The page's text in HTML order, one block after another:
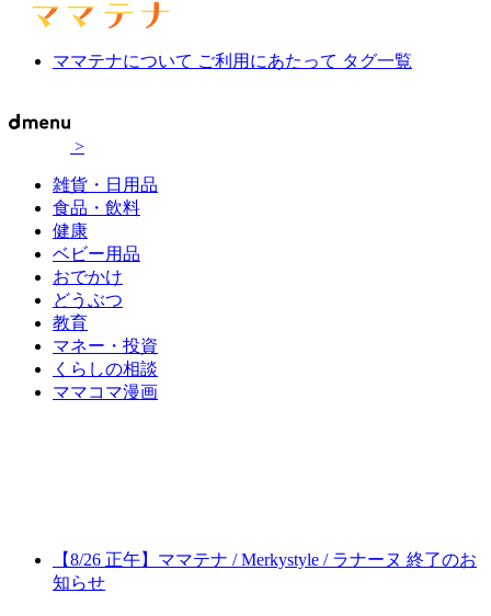
ママテナについて ご利用にあたって タグ一覧
>
雑貨・日用品
食品・飲料
健康
ベビー用品
おでかけ
どうぶつ
教育
マネー・投資
くらしの相談
ママコマ漫画
【8/26 正午】ママテナ / Merkystyle / ラナーヌ 終了のお
知らせ